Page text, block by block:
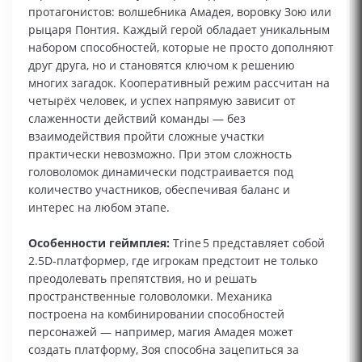
протагонистов: волшебника Амадея, воровку Зою или
рыцаря Понтия. Каждый герой обладает уникальным
набором способностей, которые не просто дополняют
друг друга, но и становятся ключом к решению
многих загадок. Кооперативный режим рассчитан на
четырёх человек, и успех напрямую зависит от
слаженности действий команды — без
взаимодействия пройти сложные участки
практически невозможно. При этом сложность
головоломок динамически подстраивается под
количество участников, обеспечивая баланс и
интерес на любом этапе.
Особенности геймплея: Trine 5 представляет собой
2.5D‑платформер, где игрокам предстоит не только
преодолевать препятствия, но и решать
пространственные головоломки. Механика
построена на комбинировании способностей
персонажей — например, магия Амадея может
создать платформу, Зоя способна зацепиться за